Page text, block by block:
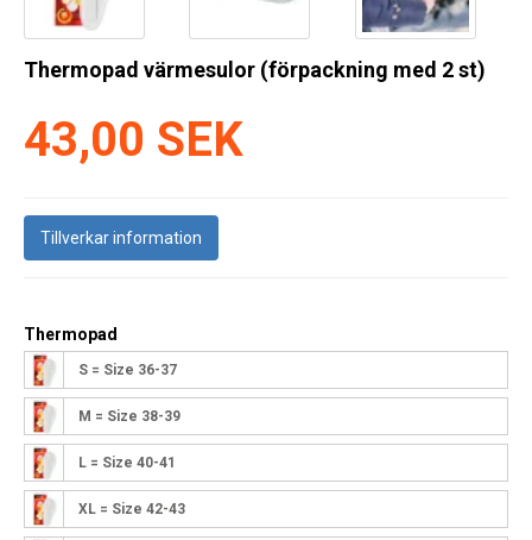
Thermopad värmesulor (förpackning med 2 st)
43,00 SEK
Tillverkar information
Thermopad
S = Size 36-37
M = Size 38-39
L = Size 40-41
XL = Size 42-43